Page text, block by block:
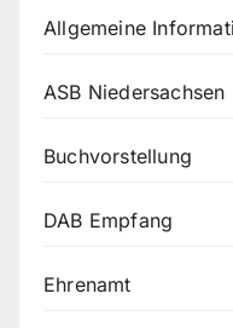
Allgemeine
ASB Niedersachsen
Buchvorstellung
DAB Empfang
Ehrenamt